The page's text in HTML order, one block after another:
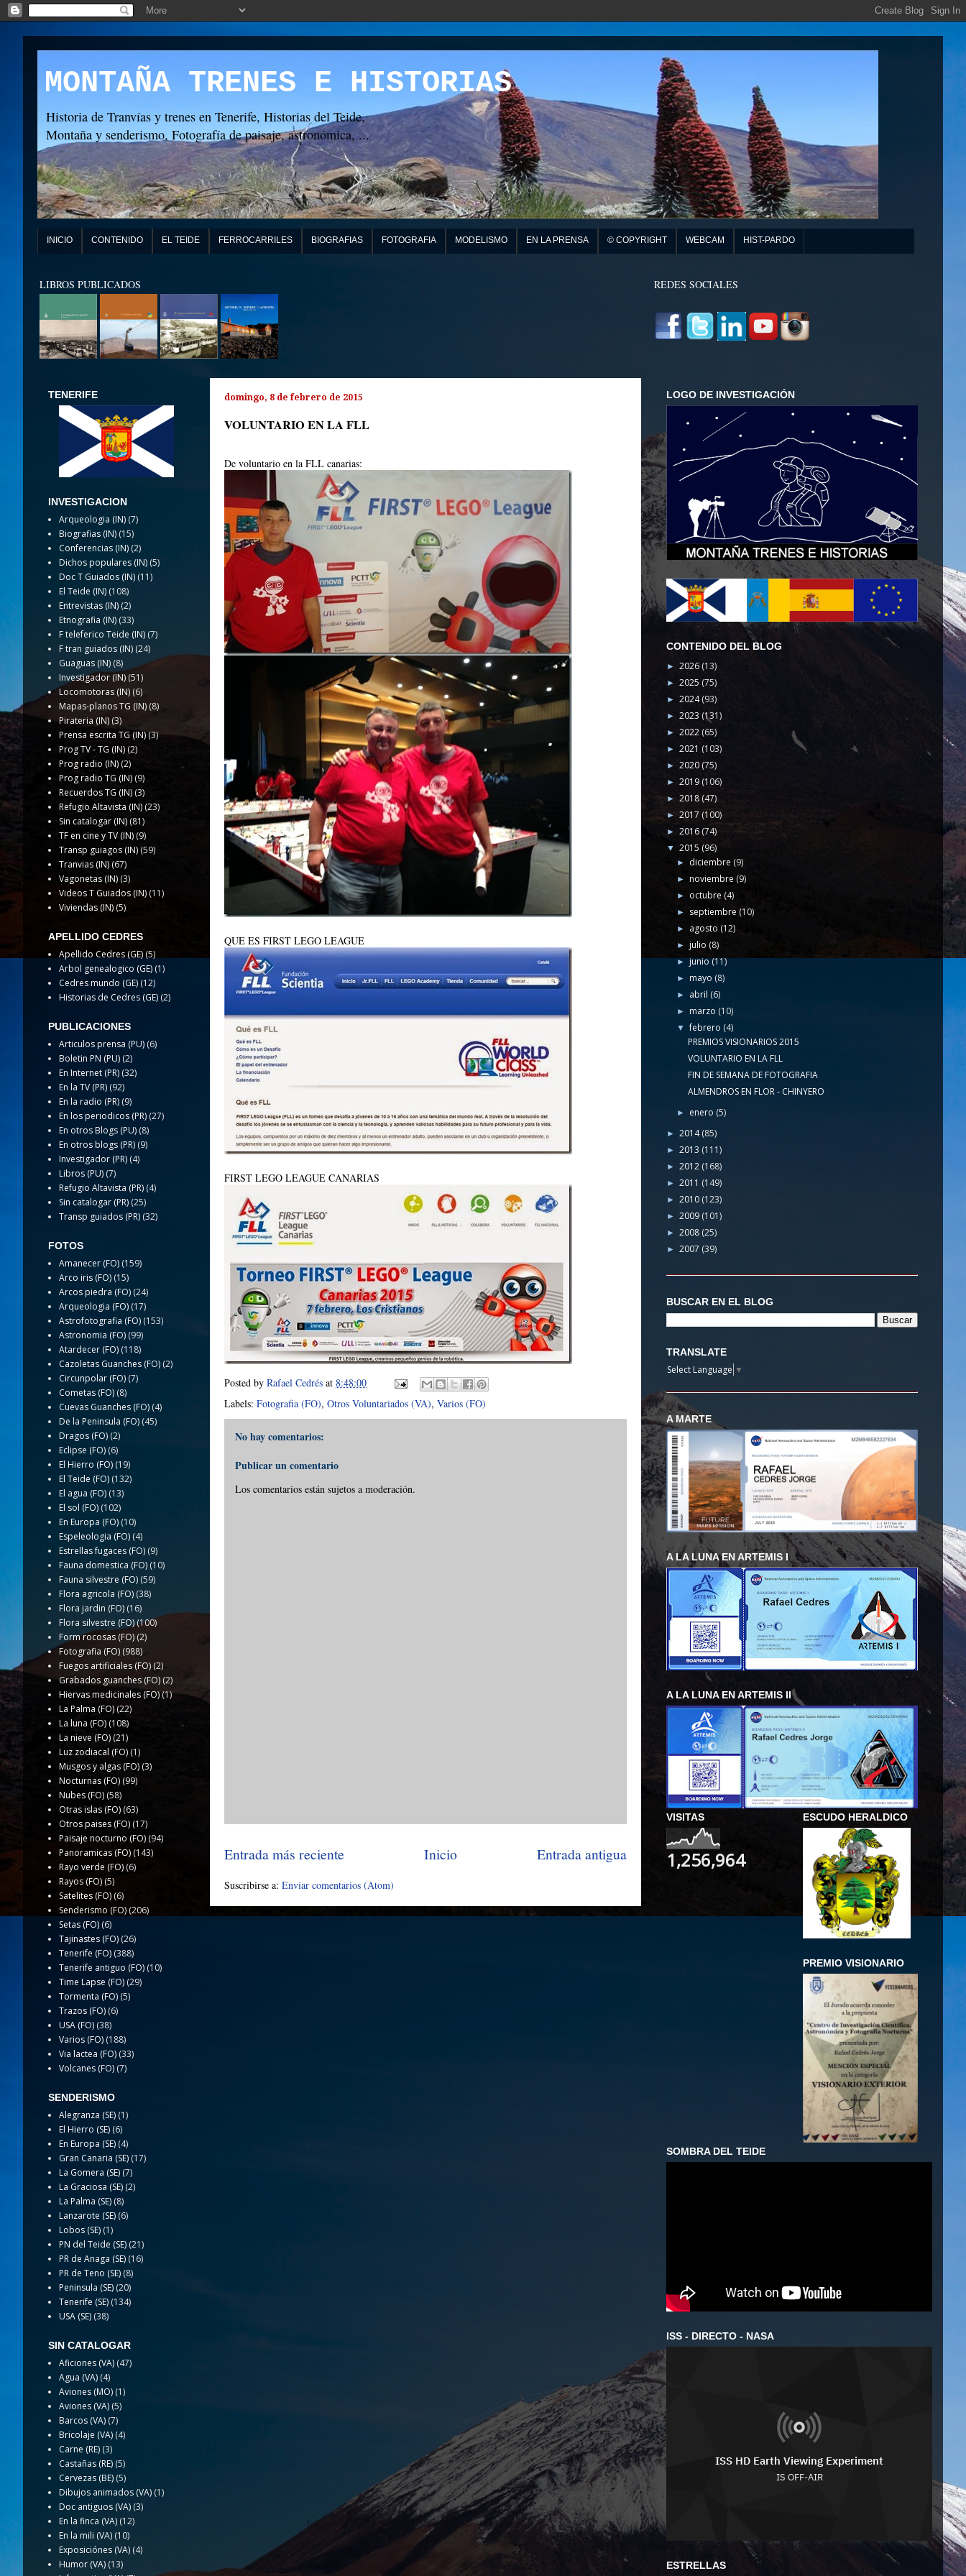
MONTAÑA TRENES E HISTORIAS
Historia de Tranvías y trenes en Tenerife, Historias del Teide,
Montaña y senderismo, Fotografía de paisaje, astronómica, ...
INICIO CONTENIDO EL TEIDE FERROCARRILES BIOGRAFIAS FOTOGRAFIA MODELISMO EN LA PRENSA © COPYRIGHT WEBCAM HIST-PARDO
LIBROS PUBLICADOS REDES SOCIALES
domingo, 8 de febrero de 2015
VOLUNTARIO EN LA FLL
De voluntario en la FLL canarias:
QUE ES FIRST LEGO LEAGUE
FIRST LEGO LEAGUE CANARIAS
Posted by Rafael Cedrés at 8:48:00
Labels: Fotografia (FO), Otros Voluntariados (VA), Varios (FO)
No hay comentarios:
Publicar un comentario
Los comentarios están sujetos a moderación.
Entrada más reciente Entrada antigua
Inicio
Suscribirse a: Enviar comentarios (Atom)
TENERIFE
INVESTIGACION
Arqueologia (IN) (7)
Biografias (IN) (15)
Conferencias (IN) (2)
Dichos populares (IN) (5)
Doc T Guiados (IN) (11)
El Teide (IN) (108)
Entrevistas (IN) (2)
Etnografia (IN) (33)
F teleferico Teide (IN) (7)
F tran guiados (IN) (24)
Guaguas (IN) (8)
Investigador (IN) (51)
Locomotoras (IN) (6)
Mapas-planos TG (IN) (8)
Pirateria (IN) (3)
Prensa escrita TG (IN)(3)
Prog TV - TG (IN) (2)
Prog radio (IN) (2)
Prog radio TG (IN) (9)
Recuerdos TG (IN) (3)
Refugio Altavista (IN) (23)
Sin catalogar (IN) (81)
TF en cine y TV (IN) (9)
Transp guiagos (IN)(59)
Tranvias (IN) (67)
Vagonetas (IN) (3)
Videos T Guiados (IN) (11)
Viviendas (IN) (5)
APELLIDO CEDRES
Apellido Cedres (GE) (5)
Arbol genealogico (GE) (1)
Cedres mundo (GE) (12)
Historias de Cedres (GE) (2)
PUBLICACIONES
Articulos prensa (PU) (6)
Boletin PN (PU) (2)
En Internet (PR) (32)
En la TV (PR) (92)
En la radio (PR) (9)
En los periodicos (PR) (27)
En otros Blogs (PU) (8)
En otros blogs (PR) (9)
Investigador (PR) (4)
Libros (PU) (7)
Refugio Altavista (PR) (4)
Sin catalogar (PR) (25)
Transp guiados (PR) (32)
FOTOS
Amanecer (FO) (159)
Arco iris (FO) (15)
Arcos piedra (FO) (24)
Arqueologia (FO) (17)
Astrofotografia (FO) (153)
Astronomia (FO) (99)
Atardecer (FO) (118)
Cazoletas Guanches (FO) (2)
Circunpolar (FO) (7)
Cometas (FO) (8)
Cuevas Guanches (FO) (4)
De la Peninsula (FO) (45)
Dragos (FO) (2)
Eclipse (FO) (6)
El Hierro (FO) (19)
El Teide (FO) (132)
El agua (FO) (13)
El sol (FO) (102)
En Europa (FO) (10)
Espeleologia (FO) (4)
Estrellas fugaces (FO) (9)
Fauna domestica (FO) (10)
Fauna silvestre (FO) (59)
Flora agricola (FO) (38)
Flora jardin (FO) (16)
Flora silvestre (FO)(100)
Form rocosas (FO) (2)
Fotografia (FO) (988)
Fuegos artificiales (FO) (2)
Grabados guanches (FO) (2)
Hiervas medicinales (FO)(1)
La Palma (FO) (22)
La luna (FO) (108)
La nieve (FO) (21)
Luz zodiacal (FO) (1)
Musgos y algas (FO) (3)
Nocturnas (FO) (99)
Nubes (FO) (58)
Otras islas (FO) (63)
Otros paises (FO) (17)
Paisaje nocturno (FO) (94)
Panoramicas (FO) (143)
Rayo verde (FO) (6)
Rayos (FO) (5)
Satelites (FO) (6)
Senderismo (FO) (206)
Setas (FO) (6)
Tajinastes (FO) (26)
Tenerife (FO) (388)
Tenerife antiguo (FO) (10)
Time Lapse (FO) (29)
Tormenta (FO) (5)
Trazos (FO) (6)
USA (FO) (38)
Varios (FO) (188)
Via lactea (FO) (33)
Volcanes (FO) (7)
SENDERISMO
Alegranza (SE) (1)
El Hierro (SE) (6)
En Europa (SE) (4)
Gran Canaria (SE) (17)
La Gomera (SE) (7)
La Graciosa (SE) (2)
La Palma (SE) (8)
Lanzarote (SE) (6)
Lobos (SE) (1)
PN del Teide (SE) (21)
PR de Anaga (SE) (16)
PR de Teno (SE) (8)
Peninsula (SE) (20)
Tenerife (SE) (134)
USA (SE) (38)
SIN CATALOGAR
Aficiones (VA) (47)
Agua (VA) (4)
Aviones (MO) (1)
Aviones (VA) (5)
Barcos (VA) (7)
Bricolaje (VA) (4)
Carne (RE) (3)
Castañas (RE) (5)
Cervezas (BE) (5)
Dibujos animados (VA) (1)
Doc antiguos (VA) (3)
En la finca (VA) (12)
En la mili (VA) (10)
Exposiciónes (VA) (4)
Humor (VA) (13)
LOGO DE INVESTIGACIÓN
CONTENIDO DEL BLOG
► 2026(13)
► 2025 (75)
► 2024(93)
► 2023 (131)
► 2022 (65)
► 2021 (103)
► 2020 (75)
► 2019 (106)
► 2018 (47)
► 2017 (100)
► 2016 (74)
▼ 2015 (96)
► diciembre (9)
►noviembre (9)
► octubre (4)
► septiembre (10)
► agosto (12)
►julio (8)
►junio(11)
►mayo (8)
► abril (6)
►marzo (10)
▼febrero (4)
PREMIOS VISIONARIOS 2015
VOLUNTARIO EN LA FLL
FIN DE SEMANA DE FOTOGRAFIA
ALMENDROS EN FLOR - CHINYERO
► enero (5)
► 2014(85)
► 2013 (111)
► 2012 (168)
► 2011 (149)
► 2010 (123)
► 2009 (101)
► 2008 (25)
► 2007 (39)
BUSCAR EN EL BLOG
TRANSLATE
Select Language ▼
A MARTE
A LA LUNA EN ARTEMIS I
A LA LUNA EN ARTEMIS II
VISITAS
1,256,964
ESCUDO HERALDICO
PREMIO VISIONARIO
SOMBRA DEL TEIDE
ISS - DIRECTO - NASA
ESTRELLAS